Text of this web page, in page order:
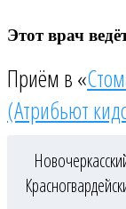
Этот врач
Приём в «
(Атрибьют